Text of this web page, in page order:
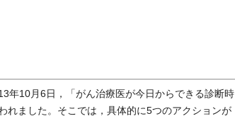
年10月6日，「がん治療医が今日からできる診断時
れました。そこでは，具体的に5つのアクションが